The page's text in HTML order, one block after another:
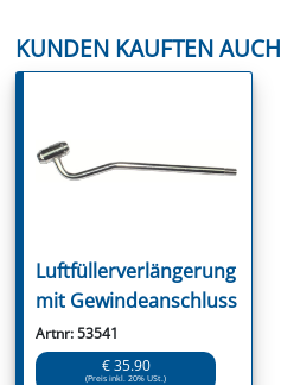
KUNDEN KAUFTEN AUCH
Luftfüllerverlängerung
mit Gewindeanschluss
Artnr: 53541
€ 35.90
(Preis inkl. 20% USt.)